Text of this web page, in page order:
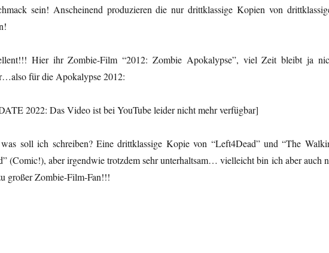
sein! Anscheinend produzieren die nur drittklassige Kopien von
Hier ihr Zombie-Film “2012: Zombie Apokalypse”, viel Zeit bleibt ja
für die Apokalypse 2012:
2022: Das Video ist bei YouTube leider nicht mehr verfügbar]
soll ich schreiben? Eine drittklassige Kopie von “Left4Dead” und “The
(Comic!), aber irgendwie trotzdem sehr unterhaltsam… vielleicht bin ich aber auch
großer Zombie-Film-Fan!!!